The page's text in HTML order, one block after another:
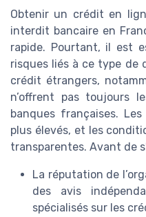
Obtenir un crédit en
interdit bancaire en
rapide. Pourtant, il est
risques liés à ce type de
crédit étrangers,
n’offrent pas toujours
banques françaises.
plus élevés, et les
transparentes. Avant de
La réputation de
des avis
spécialisés sur les